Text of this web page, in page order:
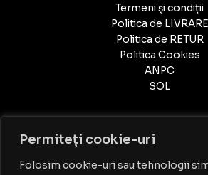
Permiteți cookie-uri
Folosim cookie-uri sau tehnologii
Termeni și condiții
Politica de LIVRARE
Politica de RETUR
Politica Cookies
ANPC
SOL